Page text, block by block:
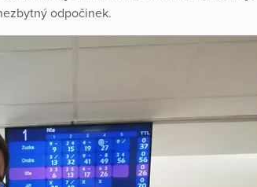
odpočinek.